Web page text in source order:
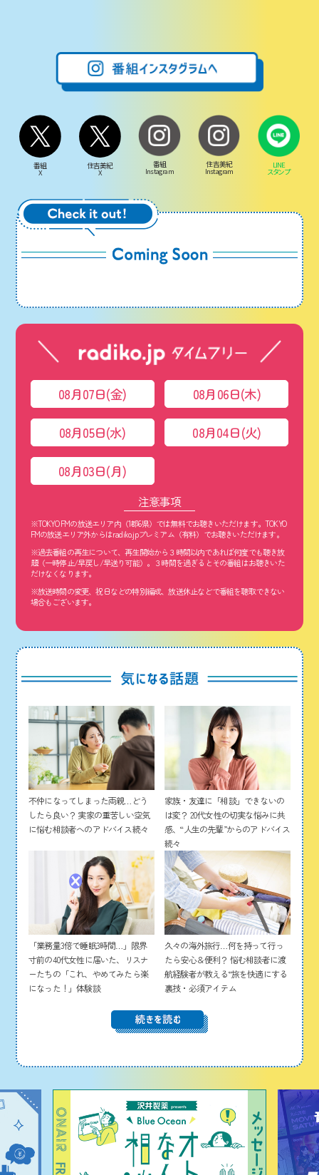
番組
X
住吉美紀
X
番組
Instagram
住吉美紀
Instagram
LINE
スタンプ
08月07日(金) 08月06日(木)
08月05日(水) 08月04日(火)
08月03日(月)
注意事項
※TOKYO FMの放送エリア内（1都6県）では無料でお聴きいただけます。TOKYO
FMの放送エリア外からはradiko.jpプレミアム（有料）でお聴きいただけます。
※過去番組の再生について、再生開始から３時間以内であれば何度でも聴き放
題（一時停止/早戻し/早送り可能）。３時間を過ぎるとその番組はお聴きいた
だけなくなります。
※放送時間の変更、祝日などの特別編成、放送休止などで番組を聴取できない
場合もございます。
不仲になってしまった両親…どう
したら良い？ 実家の重苦しい空気
に悩む相談者へのアドバイス続々
家族・友達に「相談」できないの
は変？ 20代女性の切実な悩みに共
感、“人生の先輩”からのアドバイス
続々
「業務量3倍で睡眠3時間…」限界
寸前の40代女性に届いた、リスナ
ーたちの「これ、やめてみたら楽
になった！」体験談
久々の海外旅行…何を持って行っ
たら安心＆便利？ 悩む相談者に渡
航経験者が教える“旅を快適にする
裏技・必須アイテム